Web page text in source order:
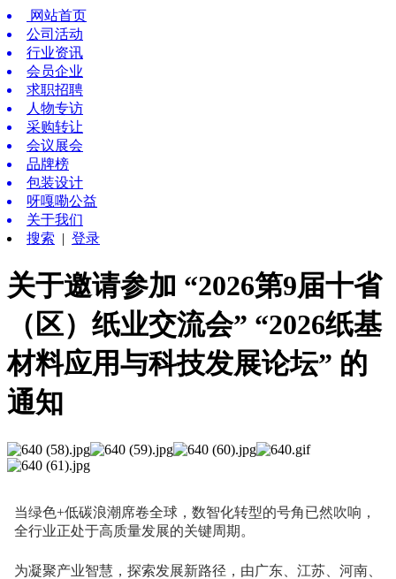
网站首页
公司活动
行业资讯
会员企业
求职招聘
人物专访
采购转让
会议展会
品牌榜
包装设计
呀嘎嘞公益
关于我们
搜索 | 登录
关于邀请参加 “2026第9届十省
（区）纸业交流会” “2026纸基
材料应用与科技发展论坛” 的
通知
当绿色+低碳浪潮席卷全球，数智化转型的号角已然吹响，
全行业正处于高质量发展的关键周期。
为凝聚产业智慧，探索发展新路径，由广东、江苏、河南、